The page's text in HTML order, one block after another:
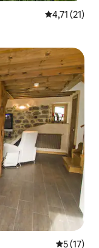
Gemiddelde
4,71 (21)
5 (17)